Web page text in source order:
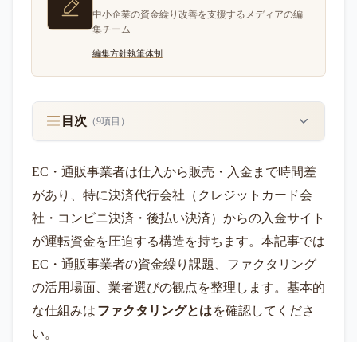
中小企業の資金繰り改善を支援するメディアの編
集チーム
編集方針執筆体制
目次 （9項目）
EC・通販事業者は仕入から販売・入金まで時間差
があり、特に決済代行会社（クレジットカード会
社・コンビニ決済・後払い決済）からの入金サイト
が運転資金を圧迫する構造を持ちます。本記事では
EC・通販事業者の資金繰り課題、ファクタリング
の活用場面、業者選びの観点を整理します。基本的
な仕組みは ファクタリングとは を確認してくださ
い。